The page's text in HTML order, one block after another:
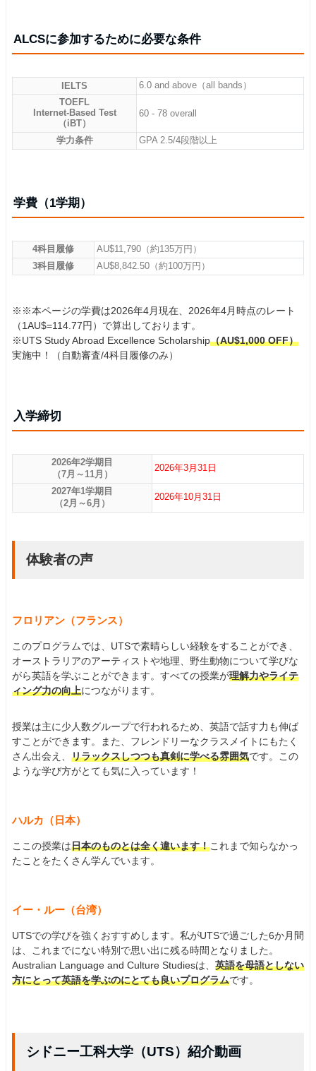
ALCSに参加するために必要な条件
IELTS
6.0 and above（all bands）
TOEFL
Internet-Based Test
（iBT）
60 - 78 overall
学力条件 GPA 2.5/4段階以上
学費（1学期）
4科目履修
AU$11,790（約135万円）
3科目履修
AU$8,842.50（約100万円）
※※本ページの学費は2026年4月現在、2026年4月時点のレート
（1AU$=114.77円）で算出しております。
※UTS Study Abroad Excellence Scholarship（AU$1,000 OFF）
実施中！（自動審査/4科目履修のみ）
入学締切
2026年2学期目
（7月～11月）
2026年3月31日
2027年1学期目
（2月～6月）
2026年10月31日
体験者の声
フロリアン（フランス）
このプログラムでは、UTSで素晴らしい経験をすることができ、
オーストラリアのアーティストや地理、野生動物について学びな
がら英語を学ぶことができます。すべての授業が理解力やライテ
ィング力の向上につながります。
授業は主に少人数グループで行われるため、英語で話す力も伸ば
すことができます。また、フレンドリーなクラスメイトにもたく
さん出会え、 リラックスしつつも真剣に学べる雰囲気です。この
ような学び方がとても気に入っています！
ハルカ（日本）
ここの授業は日本のものとは全く違います！これまで知らなかっ
たことをたくさん学んでいます。
イー・ルー（台湾）
UTSでの学びを強くおすすめします。私がUTSで過ごした6か月間
は、これまでにない特別で思い出に残る時間となりました。
Australian Language and Culture Studiesは、 英語を母語としない
方にとって英語を学ぶのにとても良いプログラムです。
シドニー工科大学（UTS）紹介動画